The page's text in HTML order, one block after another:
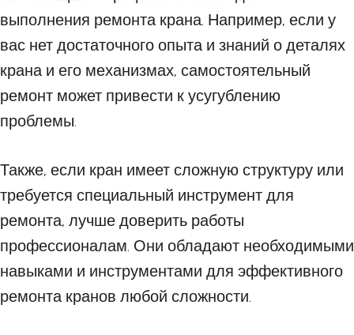
выполнения ремонта крана. Например, если у
вас нет достаточного опыта и знаний о деталях
крана и его механизмах, самостоятельный
ремонт может привести к усугублению
проблемы.
Также, если кран имеет сложную структуру или
требуется специальный инструмент для
ремонта, лучше доверить работы
профессионалам. Они обладают необходимыми
навыками и инструментами для эффективного
ремонта кранов любой сложности.